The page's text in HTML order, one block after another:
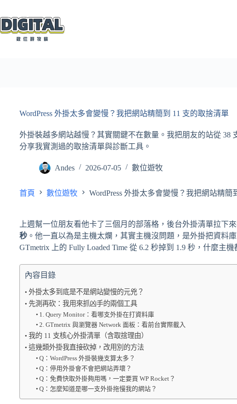
至
主
WordPress 外掛太多會變慢？我把網站精簡到 11 支的取捨清單
外掛裝越多網站越慢？其實關鍵不在數量。我把朋友的站從 38
分享我實測過的取捨清單與診斷工具。
Andes 2026-07-05 數位遊牧
首頁 數位遊牧 WordPress 外掛太多會變慢？我把網站精簡
上週幫一位朋友看他卡了三個月的部落格，後台外掛清單拉
秒 。他一直以為是主機太爛，其實主機沒問題，是外掛把資料
GTmetrix 上的 Fully Loaded Time 從 6.2 秒掉到 1.9 秒，什麼主機
內容目錄
外掛太多到底是不是網站變慢的元兇？
先測再砍：我用來抓凶手的兩個工具
1. Query Monitor：看哪支外掛在打資料庫
2. GTmetrix 與瀏覽器 Network 面板：看前台實際載入
我的 11 支核心外掛清單（含取捨理由）
這幾類外掛我直接砍掉，改用別的方法
Q：WordPress 外掛裝幾支算太多？
Q：停用外掛會不會把網站弄壞？
Q：免費快取外掛夠用嗎，一定要買 WP Rocket？
Q：怎麼知道是哪一支外掛拖慢我的網站？